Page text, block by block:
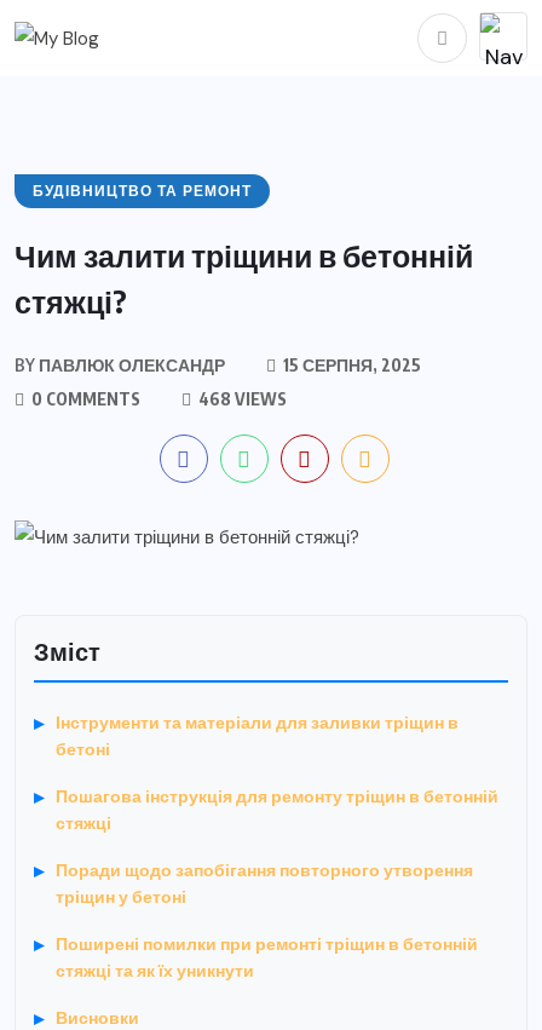
БУДІВНИЦТВО ТА РЕМОНТ
Чим залити тріщини в бетонній
стяжці?
BY ПАВЛЮК ОЛЕКСАНДР
15 СЕРПНЯ, 2025
0 COMMENTS
468 VIEWS
Зміст
Інструменти та матеріали для заливки тріщин в
бетоні
Пошагова інструкція для ремонту тріщин в бетонній
стяжці
Поради щодо запобігання повторного утворення
тріщин у бетоні
Поширені помилки при ремонті тріщин в бетонній
стяжці та як їх уникнути
Висновки